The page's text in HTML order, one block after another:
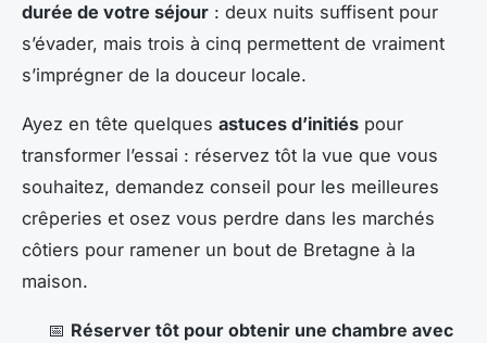
durée de votre séjour : deux nuits suffisent pour
s’évader, mais trois à cinq permettent de vraiment
s’imprégner de la douceur locale.
Ayez en tête quelques astuces d’initiés pour
transformer l’essai : réservez tôt la vue que vous
souhaitez, demandez conseil pour les meilleures
crêperies et osez vous perdre dans les marchés
côtiers pour ramener un bout de Bretagne à la
maison.
📅 Réserver tôt pour obtenir une chambre avec